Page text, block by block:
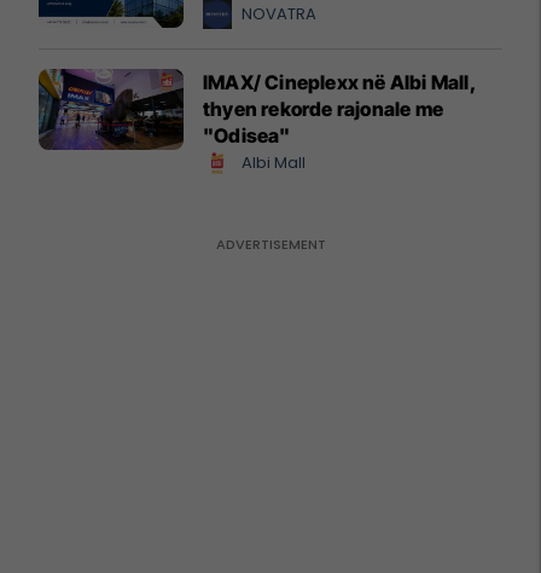
NOVATRA
IMAX/ Cineplexx në Albi Mall,
thyen rekorde rajonale me
"Odisea"
Albi Mall